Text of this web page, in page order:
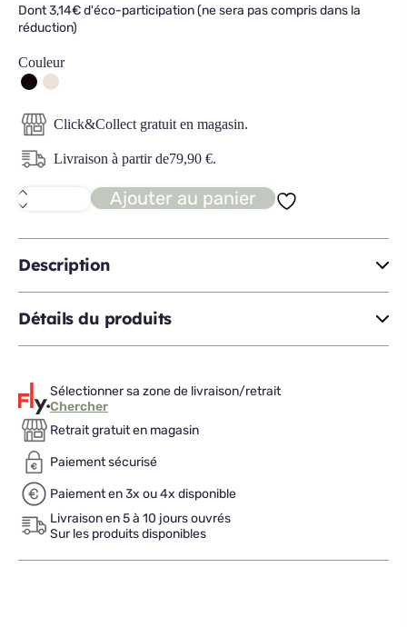
Dont 3,14€ d'éco-participation (ne sera pas compris dans la
réduction)
Couleur
Click&Collect gratuit en magasin.
Livraison à partir de79,90 €.
quantité
de
colonne
suspendue
1P
Ajouter au panier
Description
Détails du produits
Sélectionner sa zone de livraison/retrait
Chercher
Retrait gratuit en magasin
Paiement sécurisé
Paiement en 3x ou 4x disponible
Livraison en 5 à 10 jours ouvrés
Sur les produits disponibles